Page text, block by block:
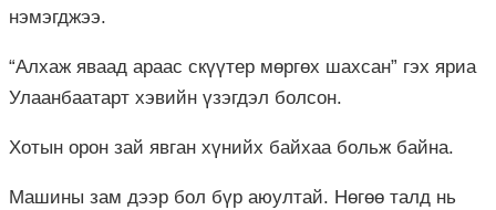
нэмэгджээ.
“Алхаж яваад араас скүүтер мөргөх шахсан” гэх яриа
Улаанбаатарт хэвийн үзэгдэл болсон.
Хотын орон зай явган хүнийх байхаа больж байна.
Машины зам дээр бол бүр аюултай. Нөгөө талд нь